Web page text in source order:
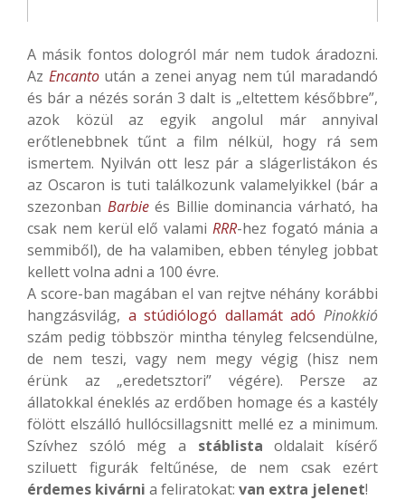
A másik fontos dologról már nem tudok áradozni.
Az Encanto után a zenei anyag nem túl maradandó
és bár a nézés során 3 dalt is „eltettem későbbre”,
azok közül az egyik angolul már annyival
erőtlenebbnek tűnt a film nélkül, hogy rá sem
ismertem. Nyilván ott lesz pár a slágerlistákon és
az Oscaron is tuti találkozunk valamelyikkel (bár a
szezonban Barbieés Billie dominancia várható, ha
csak nem kerül elő valami RRR-hez fogató mánia a
semmiből), de ha valamiben, ebben tényleg jobbat
kellett volna adni a 100 évre.
A score-ban magában el van rejtve néhány korábbi
hangzásvilág, a stúdiólogó dallamát adó Pinokkió
szám pedig többször mintha tényleg felcsendülne,
de nem teszi, vagy nem megy végig (hisz nem
érünk az „eredetsztori” végére). Persze az
állatokkal éneklés az erdőben homage és a kastély
fölött elszálló hullócsillagsnitt mellé ez a minimum.
Szívhez szóló még a stáblista oldalait kísérő
sziluett figurák feltűnése, de nem csak ezért
érdemes kivárni a feliratokat: van extra jelenet!